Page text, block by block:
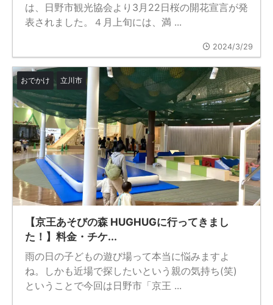
は、日野市観光協会より3月22日桜の開花宣言が発
表されました。４月上旬には、満 ...
2024/3/29
おでかけ 立川市
【京王あそびの森 HUGHUGに行ってきまし
た！】料金・チケ...
雨の日の子どもの遊び場って本当に悩みますよ
ね。しかも近場で探したいという親の気持ち(笑)
ということで今回は日野市「京王 ...